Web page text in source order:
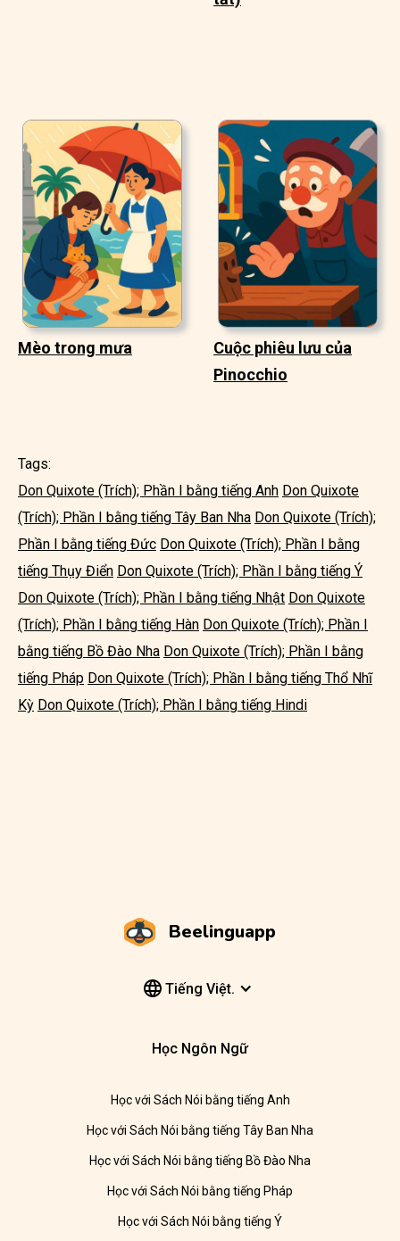
Mèo trong mưa
Cuộc phiêu lưu của
Pinocchio
Tags:
Don Quixote (Trích); Phần I bằng tiếng Anh Don Quixote
(Trích); Phần I bằng tiếng Tây Ban Nha Don Quixote (Trích);
Phần I bằng tiếng Đức Don Quixote (Trích); Phần I bằng
tiếng Thụy Điển Don Quixote (Trích); Phần I bằng tiếng Ý
Don Quixote (Trích); Phần I bằng tiếng Nhật Don Quixote
(Trích); Phần I bằng tiếng Hàn Don Quixote (Trích); Phần I
bằng tiếng Bồ Đào Nha Don Quixote (Trích); Phần I bằng
tiếng Pháp Don Quixote (Trích); Phần I bằng tiếng Thổ Nhĩ
Kỳ Don Quixote (Trích); Phần I bằng tiếng Hindi
Beelinguapp
Tiếng Việt.
Học Ngôn Ngữ
Học với Sách Nói bằng tiếng Anh
Học với Sách Nói bằng tiếng Tây Ban Nha
Học với Sách Nói bằng tiếng Bồ Đào Nha
Học với Sách Nói bằng tiếng Pháp
Học với Sách Nói bằng tiếng Ý